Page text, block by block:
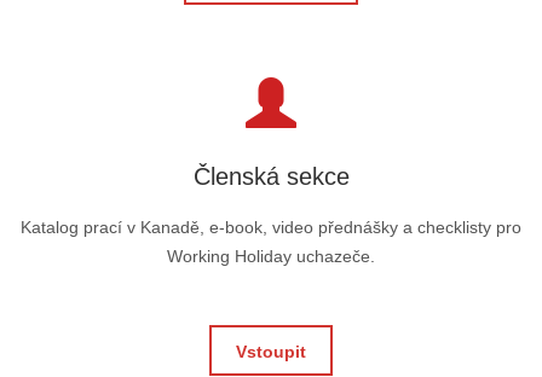
Členská sekce
Katalog prací v Kanadě, e-book, video přednášky a checklisty pro
Working Holiday uchazeče.
Vstoupit